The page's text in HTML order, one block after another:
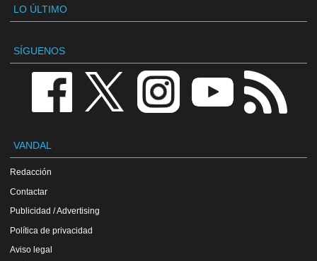
LO ÚLTIMO
SÍGUENOS
VANDAL
Redacción
Contactar
Publicidad / Advertising
Política de privacidad
Aviso legal